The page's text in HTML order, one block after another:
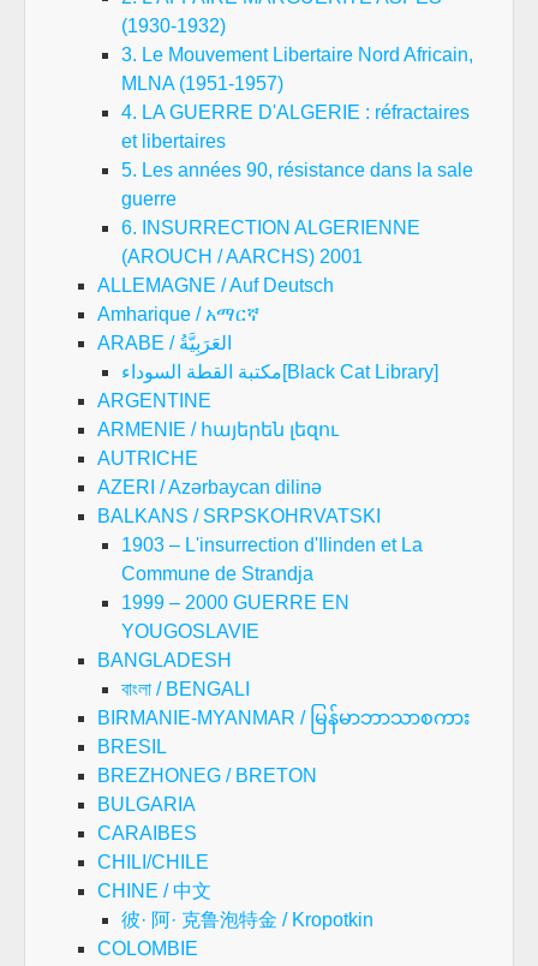
(1930-1932)
3. Le Mouvement Libertaire Nord Africain,
MLNA (1951-1957)
4. LA GUERRE D'ALGERIE : réfractaires
et libertaires
5. Les années 90, résistance dans la sale
guerre
6. INSURRECTION ALGERIENNE
(AROUCH / AARCHS) 2001
ALLEMAGNE / Auf Deutsch
Amharique / አማርኛ
ARABE / العَرَبِيَّةُ
مكتبة القطة السوداء[Black Cat Library]
ARGENTINE
ARMENIE / հայերեն լեզու
AUTRICHE
AZERI / Azərbaycan dilinə
BALKANS / SRPSKOHRVATSKI
1903 – L'insurrection d'Ilinden et La
Commune de Strandja
1999 – 2000 GUERRE EN
YOUGOSLAVIE
BANGLADESH
বাংলা / BENGALI
BIRMANIE-MYANMAR / မြန်မာဘာသာစကား
BRESIL
BREZHONEG / BRETON
BULGARIA
CARAIBES
CHILI/CHILE
CHINE / 中文
彼· 阿· 克鲁泡特金 / Kropotkin
COLOMBIE